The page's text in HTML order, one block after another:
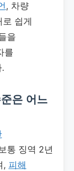
, 차량
로 쉽게
을
를
은 어느
통 징역 2년
, 피해